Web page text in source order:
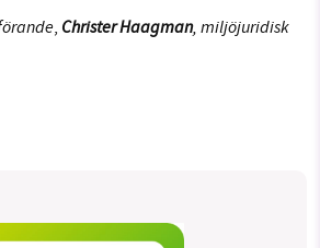
, Christer Haagman, miljöjuridisk